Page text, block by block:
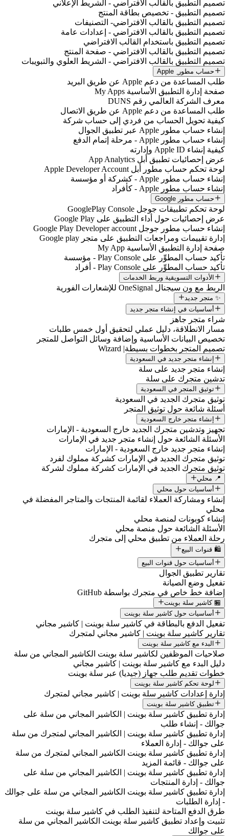
تصميم التطبيق بالقالب الافتراضي - الشريط الإعلاني
تصميم التطبيق - تخصيص بطاقة المنتج
تصميم التطبيق بالقالب الافتراضي- التصنيفات
تصميم التطبيق بالقالب الافتراضي - إعدادات عامة
تصميم التطبيق باستخدام القالب الافتراضي
تصميم التطبيق بالقالب الافتراضي - صفحة المنتج
تصميم التطبيق بالقالب الافتراضي - الشريط العلوي والتبويبات
حساب مطور ِ Apple
طلب المساعدة من دعم Apple عن طريق البريد
صفحة إدارة التطبيق الأساسية My Apps
معرف الشركة العالمي رقم DUNS
طلب المساعدة من دعم Apple عن طريق الاتصال
كيفية تحويل الحساب من فردي إلى حساب شركة
إنشاء حساب مطور Apple عبر تطبيق الجوال
إنشاء حساب مطور Apple - مرحلة إتمام الدفع
كيفية إنشاء Apple ID وإدارته
عرض إحصائيات تطبيق أبل App Analytics
لوحة تحكم حساب مطور أبل Apple Developer Account
إنشاء حساب مطور Apple - كشركة أو مؤسسة
إنشاء حساب مطور Apple - كأفراد
حساب مطور Google
لوحة تحكم تطبيقات جوجل GooglePlay Console
عرض إحصائيات حول أداء التطبيق على Google Play
إنشاء حساب مطور جوجل Google Play Developer account
إدارة تقييمات ومراجعات التطبيق على متجر Google play
صفحة إدارة التطبيق الأساسية My App
تأكيد حساب المطوِّر على Play Console - مؤسسة
تأكيد حساب المطوِّر على Play Console - أفراد
الأدوات التسويقية وربط الخدمات
الربط مع ون سيجنال OneSignal للإشعارات الفورية
✨ متجر جديد
أساسيات في إنشاء متجر جديد
شراء متجر جاهز
مسار الانطلاقة، دليل عملي لتحقيق أول خمس طلبات
تخصيص البيانات الأساسية وإضافة وسائل التواصل للمتجر
تصميم المتجر بخطوات بسيطة| Wizard
إنشاء متجر جديد في السعودية
إنشاء متجر جديد على سلة
تدشين متجرك على سلة
توثيق المتجر في السعودية
توثيق متجرك الجديد في السعودية
أسئلة شائعة حول توثيق المتجر
إنشاء متجر خارج السعودية
تجهيز وتدشين متجرك الجديد خارج السعودية - الإمارات
الأسئلة الشائعة حول إنشاء متجر جديد في الإمارات
إنشاء متجر جديد خارج السعودية - الإمارات
توثيق متجرك الجديد في الإمارات كشركة مملوك لفرد
توثيق متجرك الجديد في الإمارات كشركة مملوك لشركة
📍 محلي
أساسيات حول محلي
إنشاء ومشاركة العملاء لقائمة المنتجات والمتاجر المفضلة في
محلي
إنشاء كوبونات لمنصة محلي
الأسئلة الشائعة حول منصة محلي
رحلة العملاء من تطبيق محلي إلى متجرك
🛍️ قنوات البيع
أساسيات حول قنوات البيع
تقارير تطبيق الجوال
تفعيل وضع الصيانة
إضافة خط خاص في متجرك بواسطة GitHub
🏪 كاشير سلة بوينت
أساسيات حول كاشير سلة بوينت
تفعيل الدفع بالبطاقة في كاشير سلة بوينت | كاشير مجاني
تقارير كاشير سلة بوينت | كاشير مجاني لمتجرك
البدء مع كاشير سلة بوينت
صلاحيات الموظفين لكاشير سلة بوينت الكاشير المجاني من سلة
دليل البدء مع كاشير سلة بوينت | كاشير مجاني
خطوات تقديم طلب جهاز (جيديا) عبر سلة بوينت
لوحة تحكم كاشير سلة بوينت
إدارة إعدادات كاشير سلة بوينت | كاشير مجاني لمتجرك
تطبيق كاشير سلة بوينت
إدارة تطبيق كاشير سلة بوينت | الكاشير المجاني من سلة على
جوالك - إنشاء طلب
إدارة تطبيق كاشير سلة بوينت | الكاشير المجاني لمتجرك من سلة
على جوالك - إدارة العملاء
إدارة تطبيق كاشير سلة بوينت الكاشير المجاني لمتجرك من سلة
على جوالك - قائمة المزيد
إدارة تطبيق كاشير سلة بوينت | الكاشير المجاني من سلة على
جوالك - إدارة المنتجات
إدارة تطبيق كاشير سلة بوينت الكاشير المجاني من سلة على جوالك
- إدارة الطلبات
طرق الدفع المتاحة لتنفيذ الطلب في كاشير سلة بوينت
تثبيت وإعداد تطبيق كاشير سلة بوينت الكاشير المجاني من سلة
على جوالك